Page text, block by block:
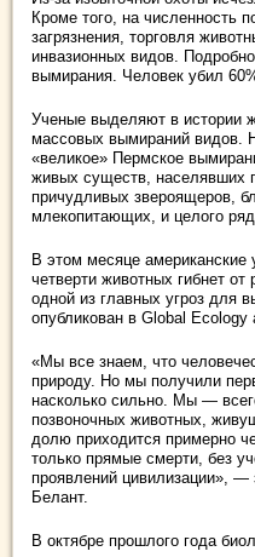
Кроме того, на численность
загрязнения, торговля
инвазионных видов.
вымирания. Человек убил
Ученые выделяют в истории
массовых вымираний видов.
«великое» Пермское
живых существ, населявших
причудливых звероящеров,
млекопитающих, и целого
В этом месяце американские
четверти животных гибнет
одной из главных угроз для
опубликован в Global Ecology
«Мы все знаем, что
природу. Но мы получили
насколько сильно. Мы —
позвоночных животных,
долю приходится примерно
только прямые смерти, без
проявлений цивилизации», —
Белант.
В октябре прошлого года